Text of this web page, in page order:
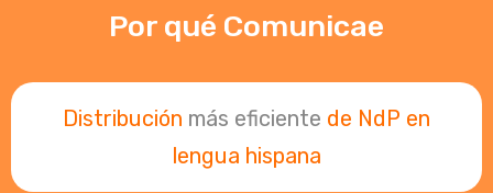
Por qué Comunicae
Distribución más eficiente de NdP en
lengua hispana